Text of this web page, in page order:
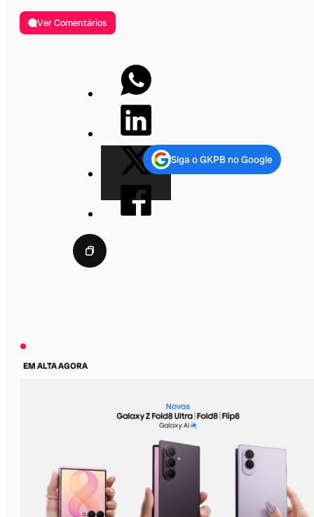
Ver Comentários
Siga o GKPB no Google
EM ALTA AGORA